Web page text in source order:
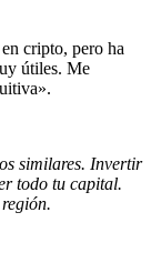
cripto, pero ha
útiles. Me
similares. Invertir
todo tu capital.